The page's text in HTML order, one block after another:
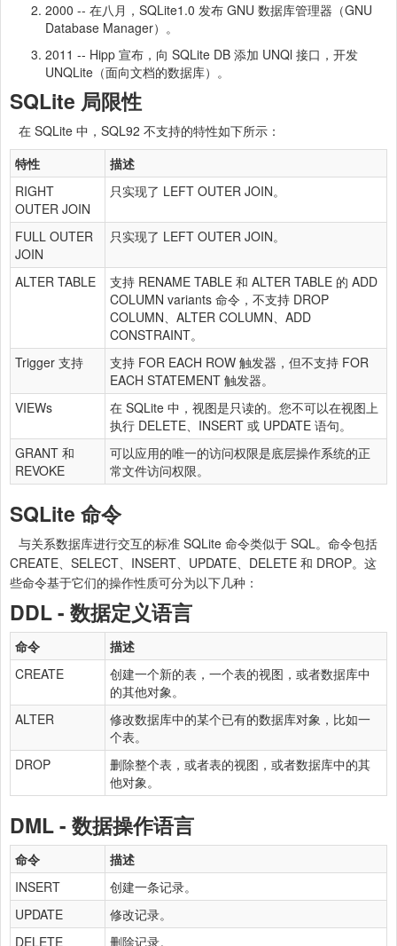
2000 -- 在八月，SQLite1.0 发布 GNU 数据库管理器（GNU
Database Manager）。
2011 -- Hipp 宣布，向 SQLite DB 添加 UNQl 接口，开发
UNQLite（面向文档的数据库）。
SQLite 局限性
在 SQLite 中，SQL92 不支持的特性如下所示：
特性
描述
RIGHT
OUTER JOIN
只实现了 LEFT OUTER JOIN。
FULL OUTER
JOIN
只实现了 LEFT OUTER JOIN。
ALTER TABLE
支持 RENAME TABLE 和 ALTER TABLE 的 ADD
COLUMN variants 命令，不支持 DROP
COLUMN、ALTER COLUMN、ADD
CONSTRAINT。
Trigger 支持
支持 FOR EACH ROW 触发器，但不支持 FOR
EACH STATEMENT 触发器。
VIEWs
在 SQLite 中，视图是只读的。您不可以在视图上
执行 DELETE、INSERT 或 UPDATE 语句。
GRANT 和
REVOKE
可以应用的唯一的访问权限是底层操作系统的正
常文件访问权限。
SQLite 命令
与关系数据库进行交互的标准 SQLite 命令类似于 SQL。命令包括
CREATE、SELECT、INSERT、UPDATE、DELETE 和 DROP。这
些命令基于它们的操作性质可分为以下几种：
DDL - 数据定义语言
命令
描述
CREATE
创建一个新的表，一个表的视图，或者数据库中
的其他对象。
ALTER
修改数据库中的某个已有的数据库对象，比如一
个表。
DROP
删除整个表，或者表的视图，或者数据库中的其
他对象。
DML - 数据操作语言
命令
描述
INSERT
创建一条记录。
UPDATE
修改记录。
DELETE
删除记录。